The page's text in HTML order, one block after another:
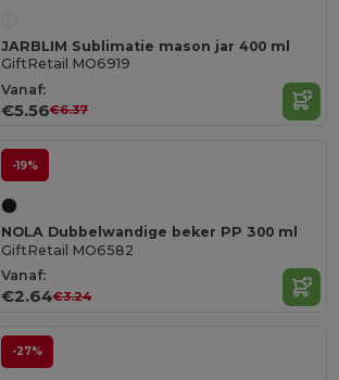
JARBLIM Sublimatie mason jar 400 ml
GiftRetail MO6919
Vanaf:
€5.56€6.37
-19%
NOLA Dubbelwandige beker PP 300 ml
GiftRetail MO6582
Vanaf:
€2.64€3.24
-27%